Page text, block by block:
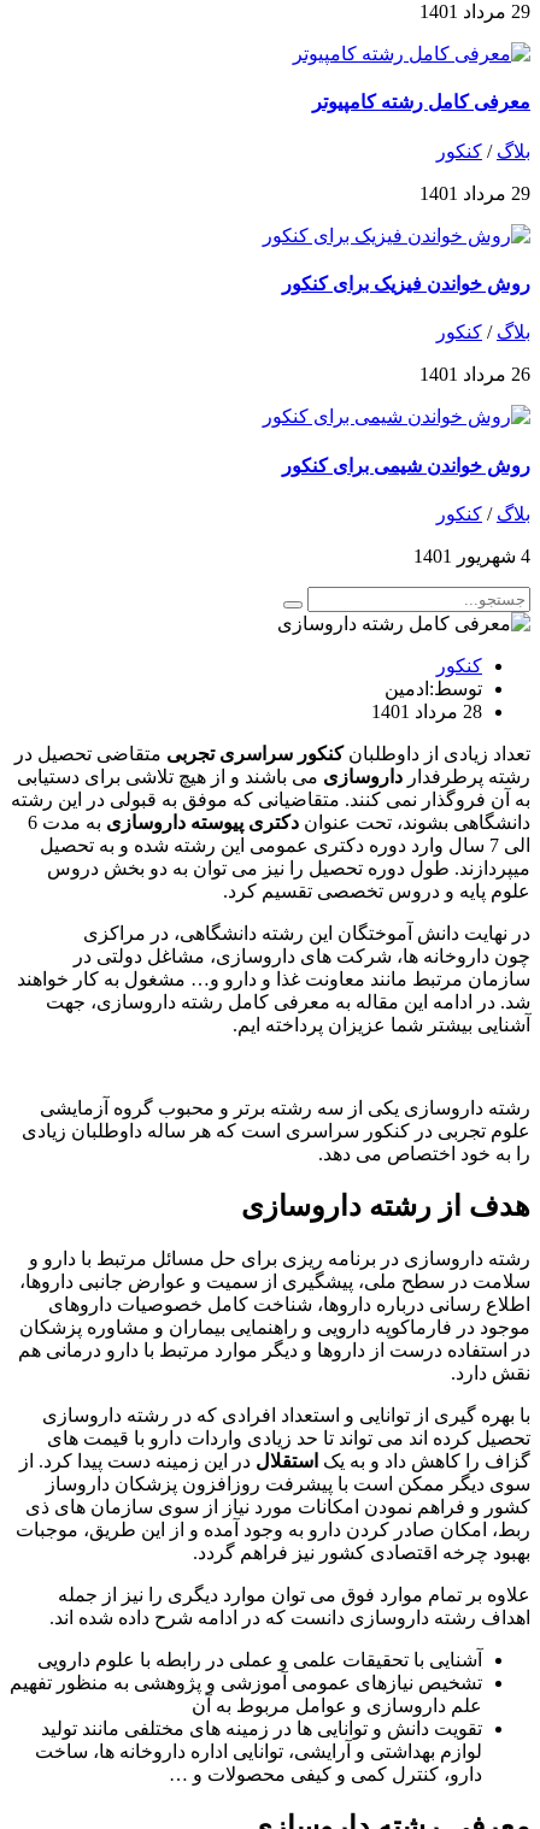
29 مرداد 1401
معرفی کامل رشته کامپیوتر
بلاگ / کنکور
29 مرداد 1401
روش خواندن فیزیک برای کنکور
بلاگ / کنکور
26 مرداد 1401
روش خواندن شیمی برای کنکور
بلاگ / کنکور
4 شهریور 1401
کنکور
توسط:ادمین
28 مرداد 1401
تعداد زیادی از داوطلبان کنکور سراسری تجربی متقاضی تحصیل در
رشته پرطرفدار داروسازی می باشند و از هیچ تلاشی برای دستیابی
به آن فروگذار نمی کنند. متقاضیانی که موفق به قبولی در این رشته
دانشگاهی بشوند، تحت عنوان دکتری پیوسته داروسازی
به مدت 6
الی 7 سال وارد دوره دکتری عمومی این رشته شده و به تحصیل
میپردازند. طول دوره تحصیل را نیز می توان به دو بخش دروس
علوم پایه و دروس تخصصی تقسیم کرد.
در نهایت دانش آموختگان این رشته دانشگاهی، در مراکزی
چون داروخانه ها، شرکت های داروسازی، مشاغل دولتی در
سازمان مرتبط مانند معاونت غذا و دارو و… مشغول به کار خواهند
شد. در ادامه این مقاله به معرفی کامل رشته داروسازی، جهت
آشنایی بیشتر شما عزیزان پرداخته ایم.
رشته داروسازی یکی از سه رشته برتر و محبوب گروه آزمایشی
علوم تجربی در کنکور سراسری است که هر ساله داوطلبان زیادی
را به خود اختصاص می دهد.
هدف از رشته داروسازی
رشته داروسازی در برنامه ریزی برای حل مسائل مرتبط با دارو و
سلامت در سطح ملی، پیشگیری از سمیت و عوارض جانبی داروها،
اطلاع رسانی درباره داروها، شناخت کامل خصوصیات داروهای
موجود در فارماکوپه دارویی و راهنمایی بیماران و مشاوره پزشکان
در استفاده درست از داروها و دیگر موارد مرتبط با دارو درمانی هم
نقش دارد.
با بهره گیری از توانایی و استعداد افرادی که در رشته داروسازی
تحصیل کرده اند می تواند تا حد زیادی واردات دارو با قیمت های
گزاف را کاهش داد و به یک استقلال در این زمینه دست پیدا کرد. از
سوی دیگر ممکن است با پیشرفت روزافزون پزشکان داروساز
کشور و فراهم نمودن امکانات مورد نیاز از سوی سازمان های ذی
ربط، امکان صادر کردن دارو به وجود آمده و از این طریق، موجبات
بهبود چرخه اقتصادی کشور نیز فراهم گردد.
علاوه بر تمام موارد فوق می توان موارد دیگری را نیز از جمله
اهداف رشته داروسازی دانست که در ادامه شرح داده شده اند.
آشنایی با تحقیقات علمی و عملی در رابطه با علوم دارویی
تشخیص نیازهای عمومی آموزشی و پژوهشی به منظور تفهیم
علم داروسازی و عوامل مربوط به آن
تقویت دانش و توانایی ها در زمینه های مختلفی مانند تولید
لوازم بهداشتی و آرایشی، توانایی اداره داروخانه ها، ساخت
دارو، کنترل کمی و کیفی محصولات و …